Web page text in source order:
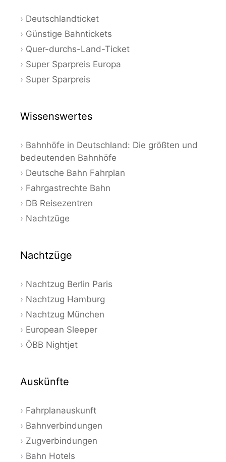
Deutschlandticket
Günstige Bahntickets
Quer-durchs-Land-Ticket
Super Sparpreis Europa
Super Sparpreis
Wissenswertes
Bahnhöfe in Deutschland: Die größten und
bedeutenden Bahnhöfe
Deutsche Bahn Fahrplan
Fahrgastrechte Bahn
DB Reisezentren
Nachtzüge
Nachtzüge
Nachtzug Berlin Paris
Nachtzug Hamburg
Nachtzug München
European Sleeper
ÖBB Nightjet
Auskünfte
Fahrplanauskunft
Bahnverbindungen
Zugverbindungen
Bahn Hotels